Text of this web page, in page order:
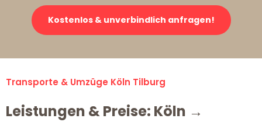
Kostenlos & unverbindlich anfragen!
Transporte & Umzüge Köln Tilburg
Leistungen & Preise: Köln →